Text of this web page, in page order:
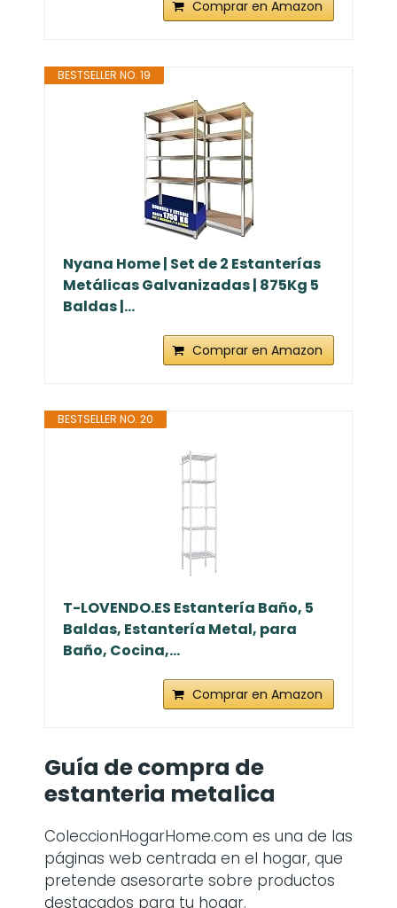
Comprar en Amazon
BESTSELLER NO. 19
Nyana Home | Set de 2 Estanterías
Metálicas Galvanizadas | 875Kg 5
Baldas |...
Comprar en Amazon
BESTSELLER NO. 20
T-LOVENDO.ES Estantería Baño, 5
Baldas, Estantería Metal, para
Baño, Cocina,...
Comprar en Amazon
Guía de compra de
estanteria metalica
ColeccionHogarHome.com es una de las
páginas web centrada en el hogar, que
pretende asesorarte sobre productos
destacados para tu hogar.